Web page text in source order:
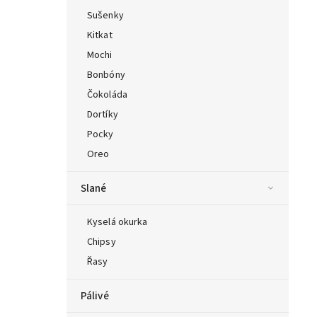
Sušenky
Kitkat
Mochi
Bonbóny
Čokoláda
Dortíky
Pocky
Oreo
Slané
Kyselá okurka
Chipsy
Řasy
Pálivé